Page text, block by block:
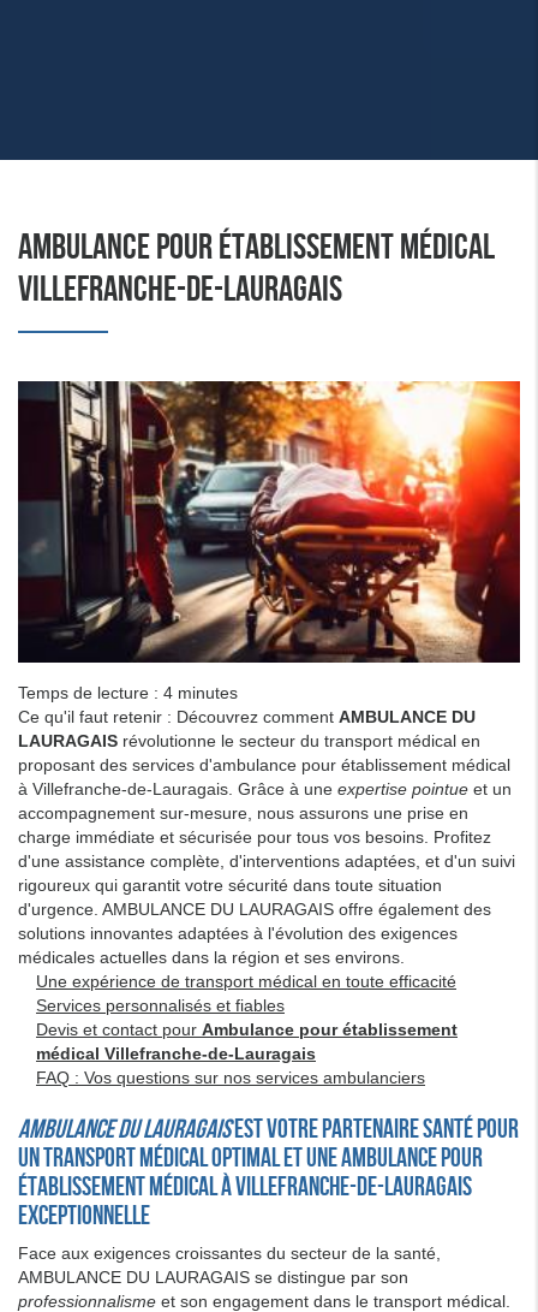
AMBULANCE POUR ÉTABLISSEMENT MÉDICAL
VILLEFRANCHE-DE-LAURAGAIS
Temps de lecture : 4 minutes
Ce qu'il faut retenir : Découvrez comment AMBULANCE DU
LAURAGAIS révolutionne le secteur du transport médical en
proposant des services d'ambulance pour établissement médical
à Villefranche-de-Lauragais. Grâce à une expertise pointue et un
accompagnement sur-mesure, nous assurons une prise en
charge immédiate et sécurisée pour tous vos besoins. Profitez
d'une assistance complète, d'interventions adaptées, et d'un suivi
rigoureux qui garantit votre sécurité dans toute situation
d'urgence. AMBULANCE DU LAURAGAIS offre également des
solutions innovantes adaptées à l'évolution des exigences
médicales actuelles dans la région et ses environs.
Une expérience de transport médical en toute efficacité
Services personnalisés et fiables
Devis et contact pour Ambulance pour établissement
médical Villefranche-de-Lauragais
FAQ : Vos questions sur nos services ambulanciers
AMBULANCE DU LAURAGAISest votre partenaire santé pour
un transport médical optimal et une ambulance pour
établissement médical à Villefranche-de-Lauragais
exceptionnelle
Face aux exigences croissantes du secteur de la santé,
AMBULANCE DU LAURAGAIS se distingue par son
professionnalisme et son engagement dans le transport médical.